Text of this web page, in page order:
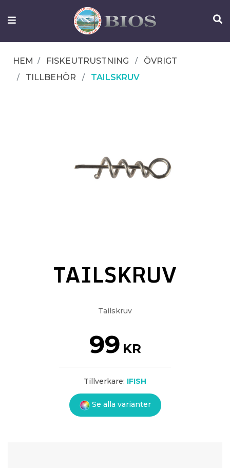
FISKEUTRUSTNING
OM
IFISH
HEM FISKEUTRUSTNING
ÖVRIGT
TILLBEHÖR
TAILSKRUV
TAILSKRUV
Tailskruv
99 KR
Tillverkare: IFISH
Se alla varianter